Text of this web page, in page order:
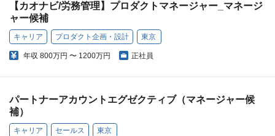
【カオナビ/労務管理】プロダクトマネージャー_マネージ
ャー候補
キャリア プロダクト企画・設計 東京
年収 800万円 〜 1200万円 正社員
パートナーアカウントエグゼクティブ（マネージャー候
補）
キャリア セールス 東京